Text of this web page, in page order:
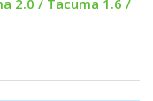
2.0 / Tacuma 1.6 /